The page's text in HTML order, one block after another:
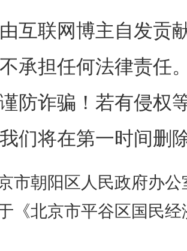
#/
写信息（请查看
金额，名单外企业
互联网博主自发贡
承担任何法律责任
防诈骗！若有侵权
们将在第一时间删
公室关于印发《朝阳区养老服务事业产业融合发展三年行动计划（
谷区国民经济和社会发展第十五个五年规划纲要